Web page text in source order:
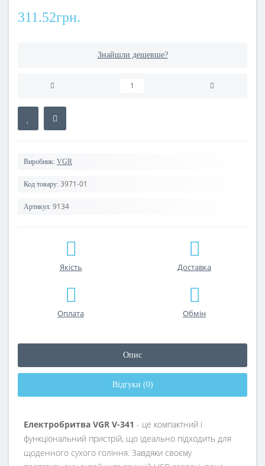
311.52грн.
Знайшли дешевше?
Виробник: VGR
Код товару: 3971-01
Артикул: 9134
Якість Доставка
Оплата Обмін
Опис
Відгуки (0)
Електробритва VGR V-341 - це компактний і
функціональний пристрій, що ідеально підходить для
щоденного сухого гоління. Завдяки своєму